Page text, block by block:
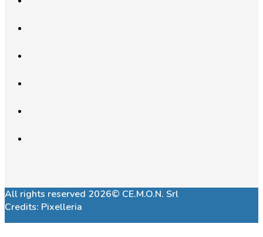
All rights reserved 2026© CE.M.O.N. Srl
Credits: Pixelleria